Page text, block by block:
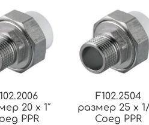
20 x 1″
PPR
F102.2504
размер 25 x 1/
Соед PPR